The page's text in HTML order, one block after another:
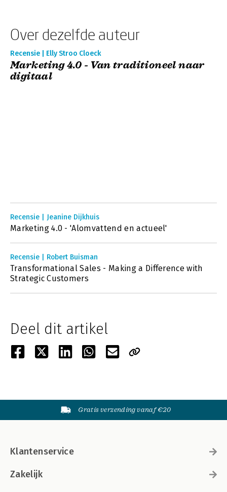
Over dezelfde auteur
Recensie | Elly Stroo Cloeck
Marketing 4.0 - Van traditioneel naar
digitaal
Recensie | Jeanine Dijkhuis
Marketing 4.0 - 'Alomvattend en actueel'
Recensie | Robert Buisman
Transformational Sales - Making a Difference with
Strategic Customers
Deel dit artikel
Gratis verzending vanaf €20
Klantenservice
Zakelijk